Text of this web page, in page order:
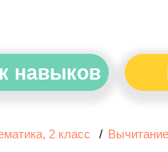
навыков
2 класс